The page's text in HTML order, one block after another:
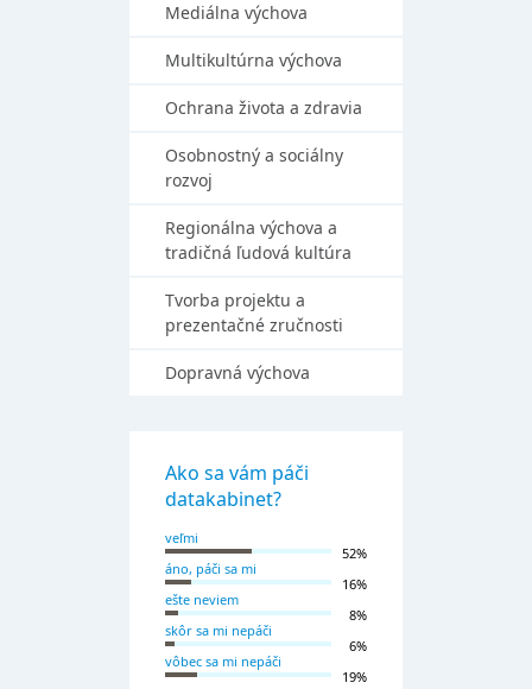
Mediálna výchova
Multikultúrna výchova
Ochrana života a zdravia
Osobnostný a sociálny
rozvoj
Regionálna výchova a
tradičná ľudová kultúra
Tvorba projektu a
prezentačné zručnosti
Dopravná výchova
Ako sa vám páči
datakabinet?
veľmi
52%
áno, páči sa mi
16%
ešte neviem
8%
skôr sa mi nepáči
6%
vôbec sa mi nepáči
19%